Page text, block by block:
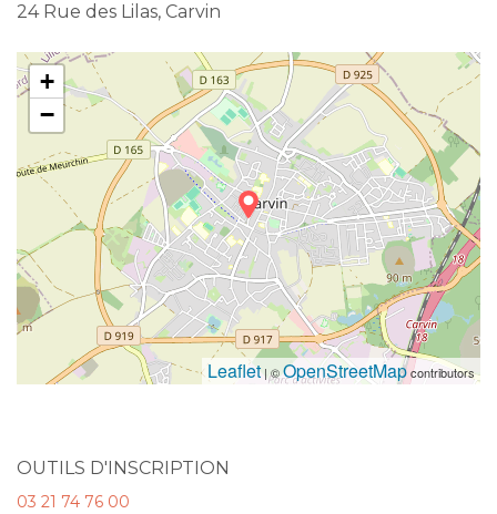
24 Rue des Lilas, Carvin
+
−
Leaflet| ©OpenStreetMapcontributors
OUTILS D'INSCRIPTION
03 21 74 76 00